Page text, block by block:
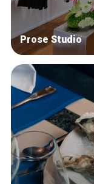
Prose Studio